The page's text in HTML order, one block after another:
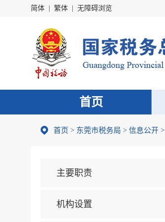
简体 繁体 无障碍浏览
首页
首页 > 东莞市税务局 > 信息公开 >
主要职责
机构设置